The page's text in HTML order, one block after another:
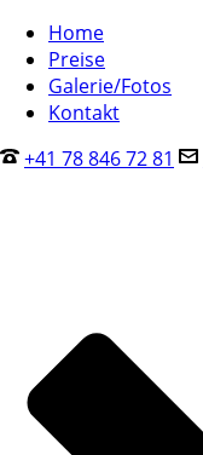
Home
Preise
Galerie/Fotos
Kontakt
+41 78 846 72 81